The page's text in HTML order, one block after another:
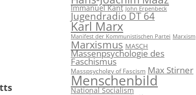
Immanuel Kant John Erpenbeck
Jugendradio DT 64
Karl Marx
Manifest der Kommunistischen Partei Marxism
Marxismus MASCH
Massenpsychologie des
Faschismus
Masspsycholgy of Fascism Max Stirner
Menschenbild
National Socialism